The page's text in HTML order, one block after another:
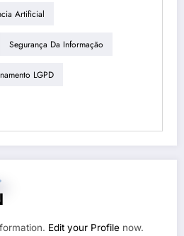
Artificial
Segurança Da Informação
LGPD
Edit your Profile now.